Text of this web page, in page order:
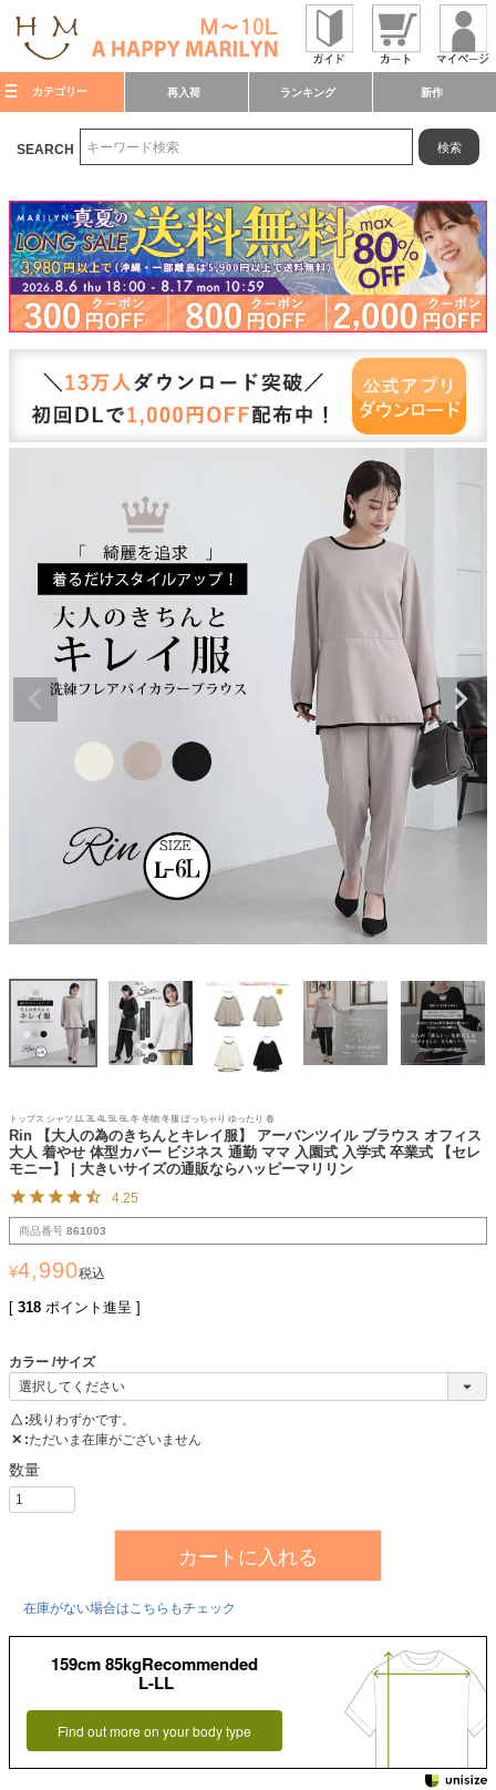
カテゴリー 再入荷 ランキング 新作
SEARCH 検索
トップス シャツ LL 3L 4L 5L 6L 冬 冬物 冬服 ぽっちゃり ゆったり 春
Rin 【大人の為のきちんとキレイ服】 アーバンツイル ブラウス オフィス
大人 着やせ 体型カバー ビジネス 通勤 ママ 入園式 入学式 卒業式 【セレ
モニー】 | 大きいサイズの通販ならハッピーマリリン
4.25
商品番号 861003
¥4,990税込
[ 318 ポイント進呈 ]
カラー サイズ
△ 残りわずかです。
✕ ただいま在庫がございません
カートに入れる
在庫がない場合はこちらもチェック
159cm 85kgRecommended
L-LL
Find out more on your body type